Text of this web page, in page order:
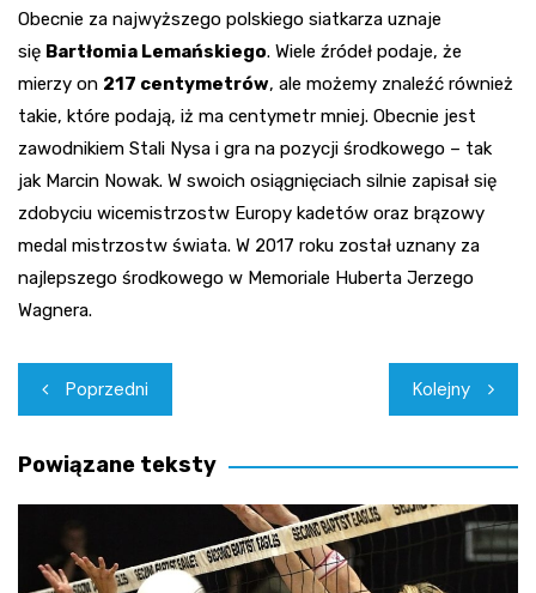
Obecnie za najwyższego polskiego siatkarza uznaje
się Bartłomia Lemańskiego. Wiele źródeł podaje, że
mierzy on 217 centymetrów, ale możemy znaleźć również
takie, które podają, iż ma centymetr mniej. Obecnie jest
zawodnikiem Stali Nysa i gra na pozycji środkowego – tak
jak Marcin Nowak. W swoich osiągnięciach silnie zapisał się
zdobyciu wicemistrzostw Europy kadetów oraz brązowy
medal mistrzostw świata. W 2017 roku został uznany za
najlepszego środkowego w Memoriale Huberta Jerzego
Wagnera.
Nawigacja
wpisu
Poprzedni Kolejny
Powiązane teksty